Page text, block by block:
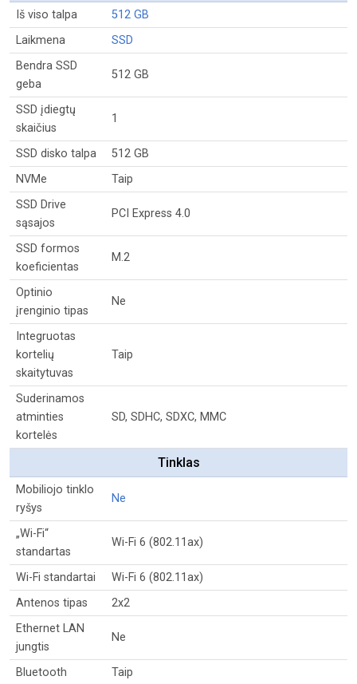
Iš viso talpa
512 GB
Laikmena
SSD
Bendra SSD
geba
512 GB
SSD įdiegtų
skaičius
1
SSD disko talpa
512 GB
NVMe
Taip
SSD Drive
sąsajos
PCI Express 4.0
SSD formos
koeficientas
M.2
Optinio
įrenginio tipas
Ne
Integruotas
kortelių
skaitytuvas
Taip
Suderinamos
atminties
kortelės
SD, SDHC, SDXC, MMC
Tinklas
Mobiliojo tinklo
ryšys
Ne
„Wi-Fi“
standartas
Wi-Fi 6 (802.11ax)
Wi-Fi standartai
Wi-Fi 6 (802.11ax)
Antenos tipas
2x2
Ethernet LAN
jungtis
Ne
Bluetooth
Taip